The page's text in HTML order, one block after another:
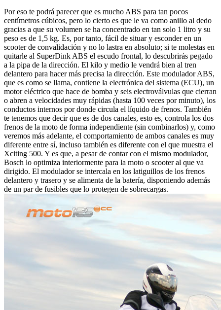
Por eso te podrá parecer que es mucho ABS para tan pocos
centímetros cúbicos, pero lo cierto es que le va como anillo al dedo
gracias a que su volumen se ha concentrado en tan solo 1 litro y su
peso es de 1,5 kg. Es, por tanto, fácil de situar y esconder en un
scooter de convalidación y no lo lastra en absoluto; si te molestas en
quitarle al SuperDink ABS el escudo frontal, lo descubrirás pegado
a la pipa de la dirección. El kilo y medio le vendrá bien al tren
delantero para hacer más precisa la dirección. Este modulador ABS,
que es como se llama, contiene la electrónica del sistema (ECU), un
motor eléctrico que hace de bomba y seis electroválvulas que cierran
o abren a velocidades muy rápidas (hasta 100 veces por minuto), los
conductos internos por donde circula el líquido de frenos. También
te tenemos que decir que es de dos canales, esto es, controla los dos
frenos de la moto de forma independiente (sin combinarlos) y, como
veremos más adelante, el comportamiento de ambos canales es muy
diferente entre sí, incluso también es diferente con el que muestra el
Xciting 500. Y es que, a pesar de contar con el mismo modulador,
Bosch lo optimiza interiormente para la moto o scooter al que va
dirigido. El modulador se intercala en los latiguillos de los frenos
delantero y trasero y se alimenta de la batería, disponiendo además
de un par de fusibles que lo protegen de sobrecargas.